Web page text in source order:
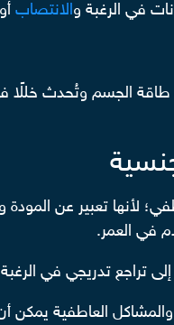
في الرغبة والانتصاب
الجسم وتُحدث خللًا
لأنها تعبير عن
في العمر.
تراجع تدريجي في
والمشاكل العاطفية يمكن